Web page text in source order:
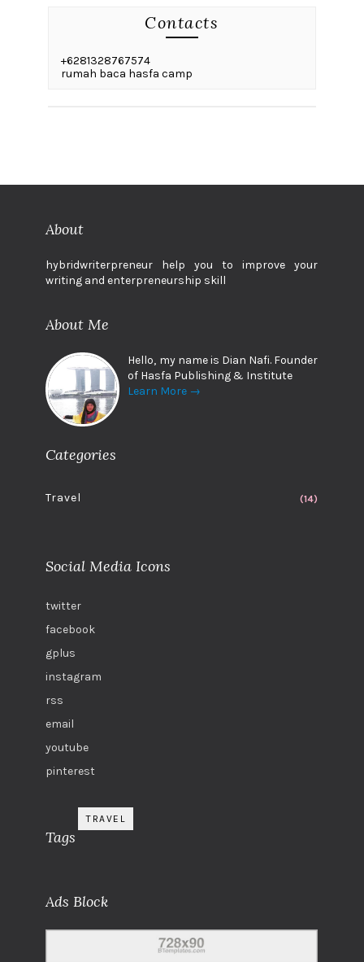
Contacts
+6281328767574
rumah baca hasfa camp
About
hybridwriterpreneur help you to improve your
writing and enterpreneurship skill
About Me
Hello, my name is Dian Nafi. Founder
of Hasfa Publishing & Institute
Learn More →
Categories
Travel (14)
Social Media Icons
twitter
facebook
gplus
instagram
rss
email
youtube
pinterest
Tags
TRAVEL
Ads Block